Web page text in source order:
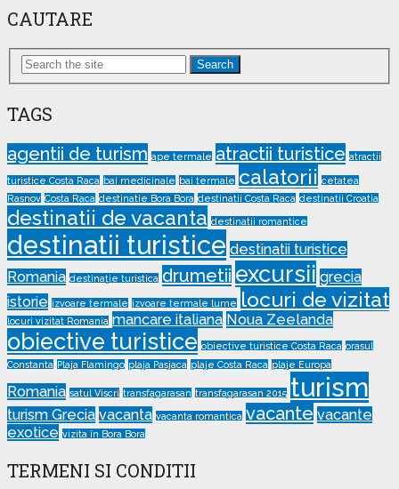
CAUTARE
Search
TAGS
agentii de turism ape termale atractii turistice atractii
turistice Costa Raca bai medicinale bai termale calatorii cetatea
Rasnov Costa Raca destinatie Bora Bora destinatii Costa Raca destinatii Croatia
destinatii de vacanta destinatii romantice
destinatii turistice destinatii turistice
Romania destinație turistica drumetii excursii grecia
istorie izvoare termale izvoare termale lume locuri de vizitat
locuri vizitat Romania mancare italiana Noua Zeelanda
obiective turistice obiective turistice Costa Raca orasul
Constanta Plaja Flamingo plaja Pasjaca plaje Costa Raca plaje Europa
Romania satul Viscri transfagarasan transfagarasan 2015 turism
turism Grecia vacanta vacanta romantica vacante vacante
exotice vizita în Bora Bora
TERMENI SI CONDITII